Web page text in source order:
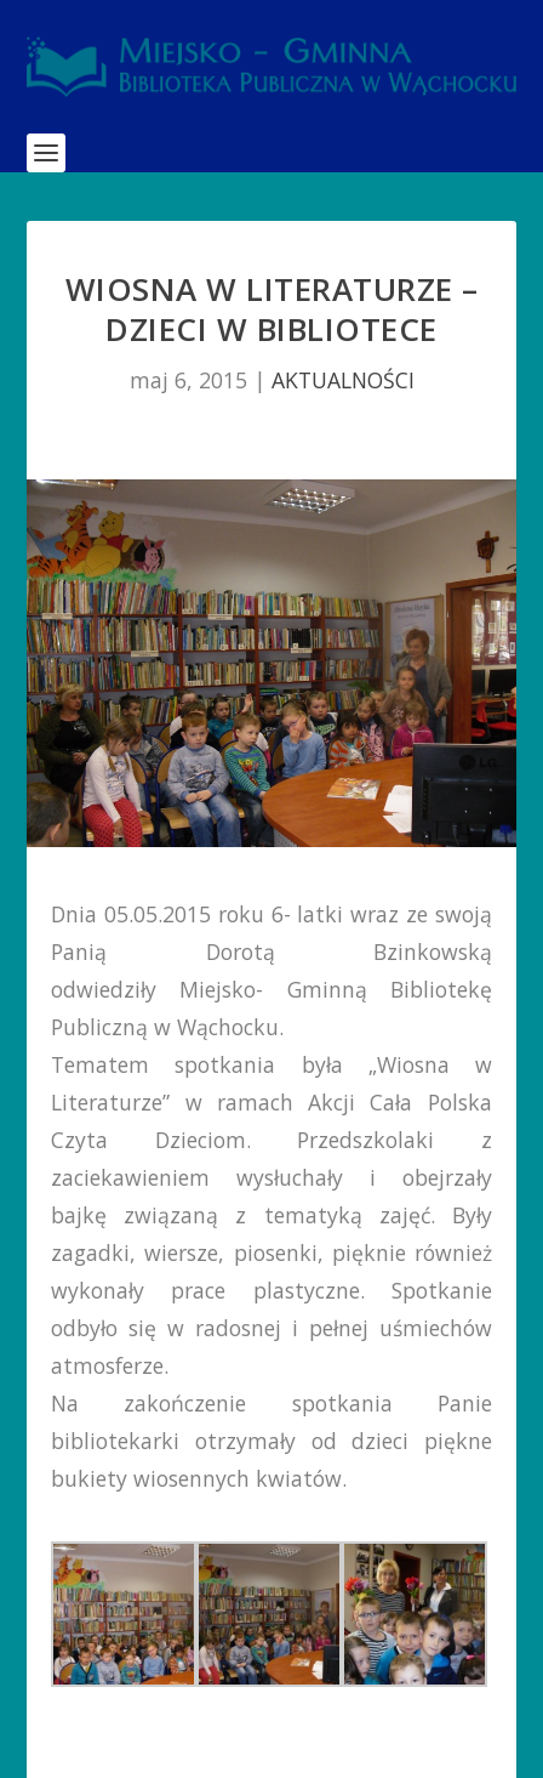
WIOSNA W LITERATURZE –
DZIECI W BIBLIOTECE
maj 6, 2015 | AKTUALNOŚCI
Dnia 05.05.2015 roku 6- latki wraz ze swoją
Panią Dorotą Bzinkowską
odwiedziły Miejsko- Gminną Bibliotekę
Publiczną w Wąchocku.
Tematem spotkania była „Wiosna w
Literaturze” w ramach Akcji Cała Polska
Czyta Dzieciom. Przedszkolaki z
zaciekawieniem wysłuchały i obejrzały
bajkę związaną z tematyką zajęć. Były
zagadki, wiersze, piosenki, pięknie również
wykonały prace plastyczne. Spotkanie
odbyło się w radosnej i pełnej uśmiechów
atmosferze.
Na zakończenie spotkania Panie
bibliotekarki otrzymały od dzieci piękne
bukiety wiosennych kwiatów.